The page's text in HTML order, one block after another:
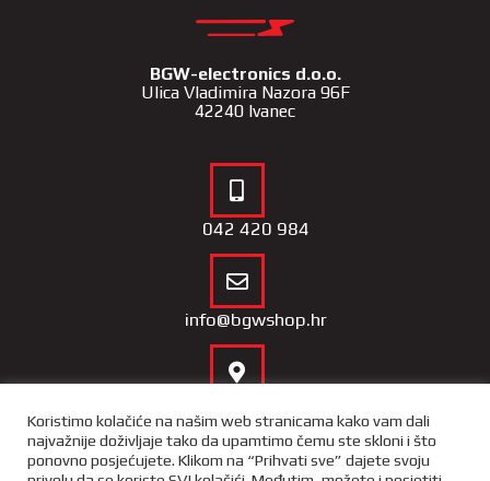
BGW-electronics d.o.o.
Ulica Vladimira Nazora 96F
42240 Ivanec
042 420 984
info@bgwshop.hr
Naša lokacija
Koristimo kolačiće na našim web stranicama kako vam dali
najvažnije doživljaje tako da upamtimo čemu ste skloni i što
ponovno posjećujete. Klikom na “Prihvati sve” dajete svoju